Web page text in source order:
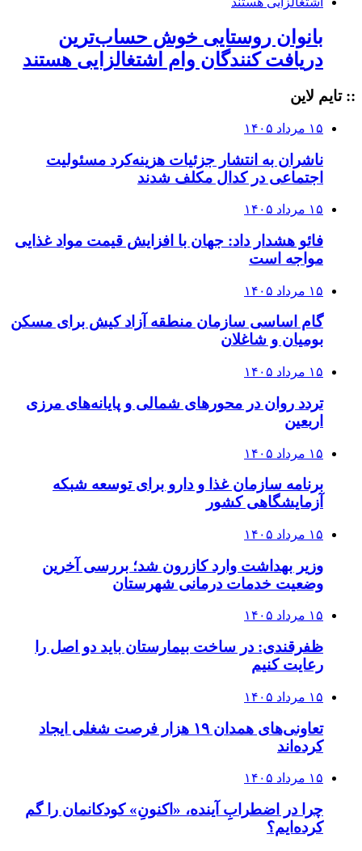
بانوان روستایی خوش حساب‌ترین
دریافت کنندگان وام‌ اشتغالزایی هستند
:: تایم لاین
۱۵ مرداد ۱۴۰۵
ناشران به انتشار جزئیات هزینه‌کرد مسئولیت
اجتماعی در کدال مکلف شدند
۱۵ مرداد ۱۴۰۵
فائو هشدار داد: جهان با افزایش قیمت مواد غذایی
مواجه است
۱۵ مرداد ۱۴۰۵
گام اساسی سازمان منطقه آزاد کیش برای مسکن
بومیان و شاغلان
۱۵ مرداد ۱۴۰۵
تردد روان در محورهای شمالی و پایانه‌های مرزی
اربعین
۱۵ مرداد ۱۴۰۵
برنامه سازمان غذا و دارو برای توسعه شبکه
آزمایشگاهی کشور
۱۵ مرداد ۱۴۰۵
وزیر بهداشت وارد کازرون شد؛ بررسی آخرین
وضعیت خدمات درمانی شهرستان
۱۵ مرداد ۱۴۰۵
ظفرقندی: در ساخت بیمارستان باید دو اصل را
رعایت کنیم
۱۵ مرداد ۱۴۰۵
تعاونی‌های همدان ۱۹ هزار فرصت شغلی ایجاد
کرده‌اند
۱۵ مرداد ۱۴۰۵
چرا در اضطرابِ آینده، «اکنونِ» کودکانمان را گم
کرده‌ایم؟